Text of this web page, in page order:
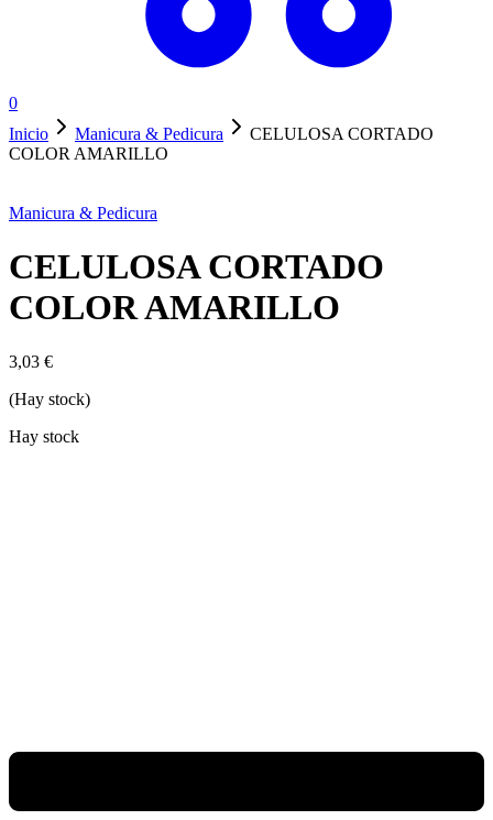
0
Inicio
Manicura & Pedicura
CELULOSA CORTADO
COLOR AMARILLO
Manicura & Pedicura
CELULOSA CORTADO
COLOR AMARILLO
3,03 €
(Hay stock)
Hay stock